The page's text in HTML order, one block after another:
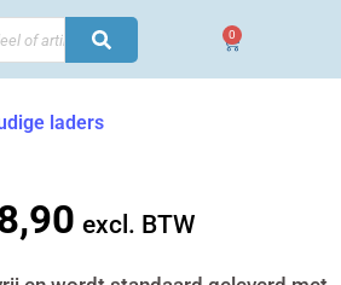
0
Winkelwagen
laders
Huidige
excl. BTW